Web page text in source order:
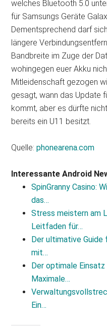
welches Bluetooth 5.0
für Samsungs Geräte
Dementsprechend darf
längere
Bandbreite im Zuge der
wohingegen euer Akku
Mitleidenschaft gezogen
gesagt, wann das Update
kommt, aber es dürfte
bereits ein U11 besitzt.
Quelle:phonearena.com
Interessante Android
SpinGranny Casino:
das…
Stress meistern am
Leitfaden für…
Der ultimative Guide
mit…
Der optimale
Maximale…
Ein…